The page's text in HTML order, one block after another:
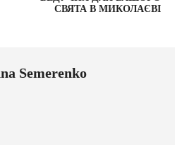
СВЯТА В МИКОЛАЄВІ
Semerenko